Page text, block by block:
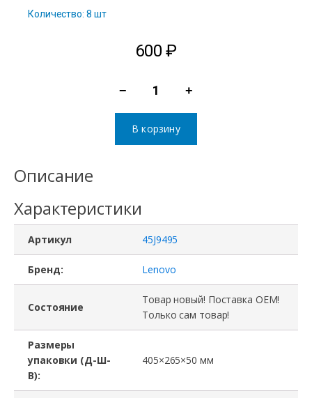
Количество: 8 шт
600₽
−
ThinkCentre
A55,
A57,
450
mm
+
В корзину
Описание
Характеристики
Артикул 45J9495
Бренд: Lenovo
Состояние
Товар новый! Поставка ОЕМ!
Только сам товар!
Размеры
упаковки (Д-Ш-
В):
405×265×50 мм